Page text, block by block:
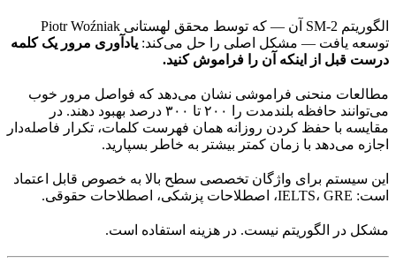
الگوریتم SM-2 آن — که توسط محقق لهستانی Piotr Woźniak
توسعه یافت — مشکل اصلی را حل می‌کند: یادآوری مرور یک کلمه
درست قبل از اینکه آن را فراموش کنید.
مطالعات منحنی فراموشی نشان می‌دهد که فواصل مرور خوب
می‌توانند حافظه بلندمدت را ۲۰۰ تا ۳۰۰ درصد بهبود دهند. در
مقایسه با حفظ کردن روزانه همان فهرست کلمات، تکرار فاصله‌دار
اجازه می‌دهد با زمان کمتر بیشتر به خاطر بسپارید.
این سیستم برای واژگان تخصصی سطح بالا به خصوص قابل اعتماد
است: IELTS، GRE، اصطلاحات پزشکی، اصطلاحات حقوقی.
مشکل در الگوریتم نیست. در هزینه استفاده است.